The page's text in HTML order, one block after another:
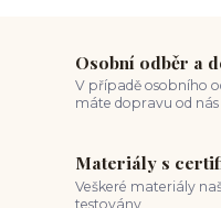
Osobní odběr a
V případě osobního
máte dopravu od
Materiály s
Veškeré materiály
testovány